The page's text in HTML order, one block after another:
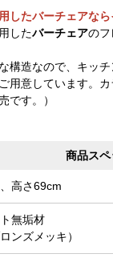
したバーチェアな
したバーチェアのフ
構造なので、キッ
用意しています。
です。）
商品スペ
高さ69cm
無垢材
ンズメッキ）